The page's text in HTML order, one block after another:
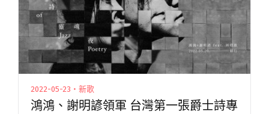
2022-05-23・新歌
鴻鴻、謝明諺領軍 台灣第一張爵士詩專